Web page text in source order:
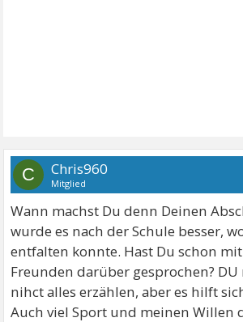
C Chris960
Mitglied
Wann machst Du denn Deinen
wurde es nach der Schule besser,
entfalten konnte. Hast Du schon
Freunden darüber gesprochen?
nihct alles erzählen, aber es hilft
Auch viel Sport und meinen Willen